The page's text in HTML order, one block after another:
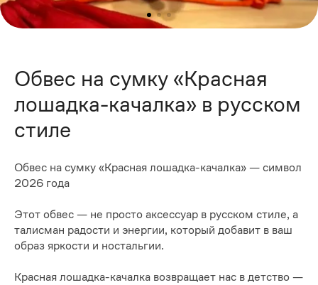
Обвес на сумку «Красная
лошадка-качалка» в русском
стиле
Обвес на сумку «Красная лошадка-качалка» — символ
2026 года
Этот обвес — не просто аксессуар в русском стиле, а
талисман радости и энергии, который добавит в ваш
образ яркости и ностальгии.
Красная лошадка-качалка возвращает нас в детство —